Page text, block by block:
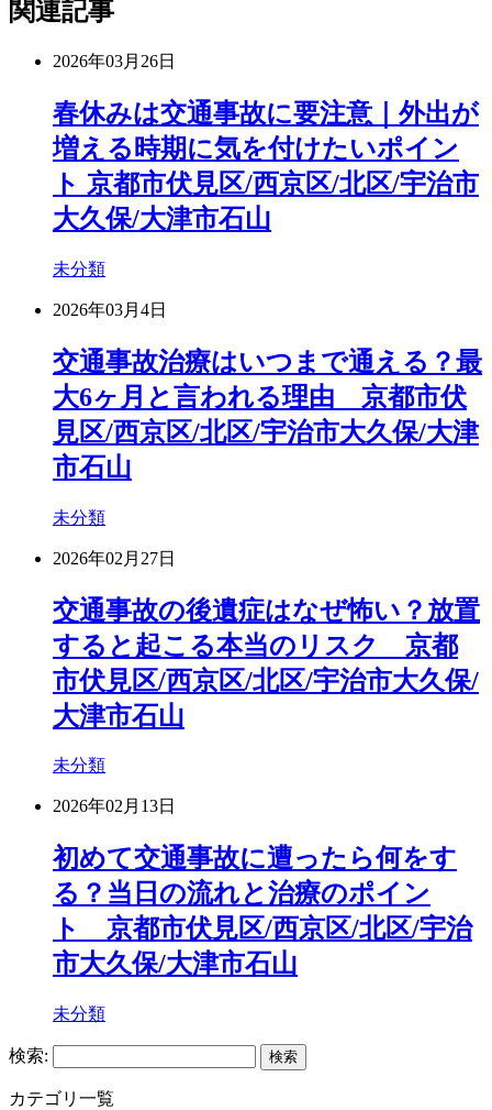
関連記事
2026年03月26日
春休みは交通事故に要注意｜外出が
増える時期に気を付けたいポイン
ト 京都市伏見区/西京区/北区/宇治市
大久保/大津市石山
未分類
2026年03月4日
交通事故治療はいつまで通える？最
大6ヶ月と言われる理由 京都市伏
見区/西京区/北区/宇治市大久保/大津
市石山
未分類
2026年02月27日
交通事故の後遺症はなぜ怖い？放置
すると起こる本当のリスク 京都
市伏見区/西京区/北区/宇治市大久保/
大津市石山
未分類
2026年02月13日
初めて交通事故に遭ったら何をす
る？当日の流れと治療のポイン
ト 京都市伏見区/西京区/北区/宇治
市大久保/大津市石山
未分類
検索:
カテゴリ一覧